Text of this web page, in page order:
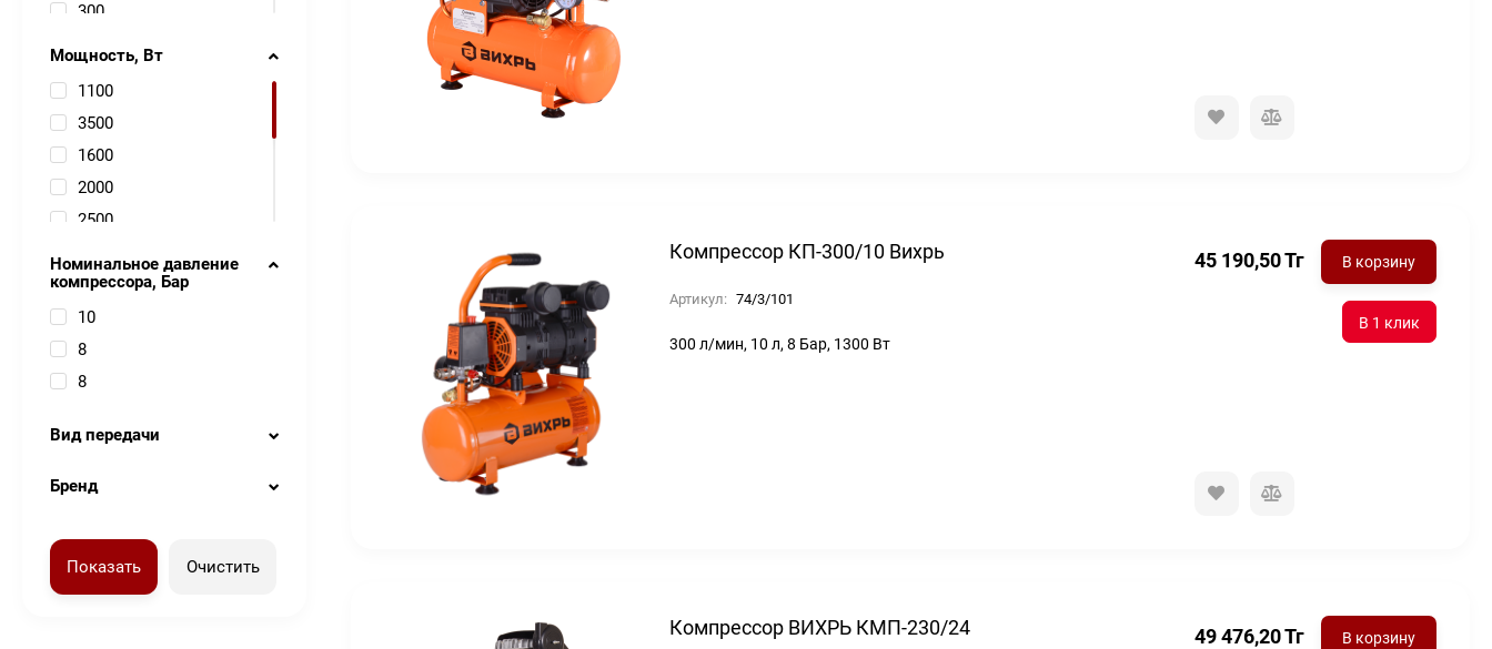
Компрессор КП-300/10 Вихрь
Артикул: 74/3/101
300 л/мин, 10 л, 8 Бар, 1300 Вт
45 190,50Тг В корзину
Компрессор ВИХРЬ КМП-230/24 49 476,20Тг В корзину
300
Мощность, Вт
1100
3500
1600
2000
2500
1500
2200
1300
2600
Номинальное давление
компрессора, Бар
10
8
8
Вид передачи
Бренд
Показать Очистить